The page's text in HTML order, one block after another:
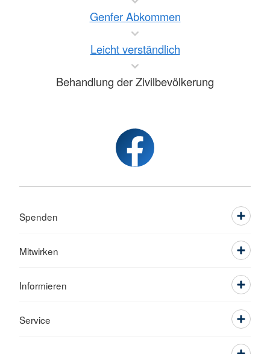
Genfer Abkommen
Leicht verständlich
Behandlung der Zivilbevölkerung
Spenden
Mitwirken
Informieren
Service